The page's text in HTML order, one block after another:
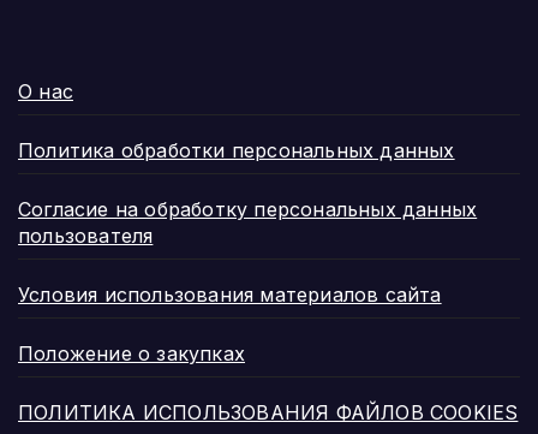
О нас
Политика обработки персональных данных
Согласие на обработку персональных данных
пользователя
Условия использования материалов сайта
Положение о закупках
ПОЛИТИКА ИСПОЛЬЗОВАНИЯ ФАЙЛОВ COOKIES